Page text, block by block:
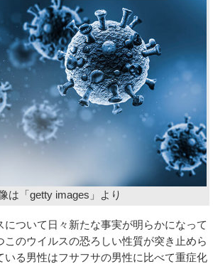
は「getty images」より
ついて日々新たな事実が明らかになって
このウイルスの恐ろしい性質が突き止めら
いる男性はフサフサの男性に比べて重症化